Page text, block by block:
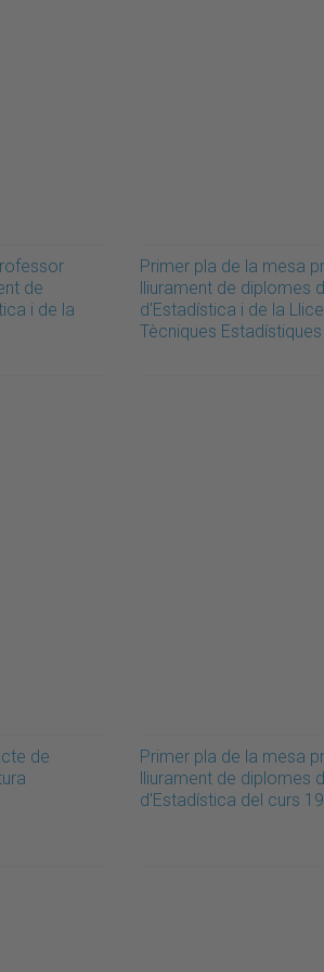
de
i de la
Primer pla de la mesa
lliurament de diplomes
d'Estadística i de la
Tècniques
de
Primer pla de la mesa
lliurament de diplomes
d'Estadística del curs